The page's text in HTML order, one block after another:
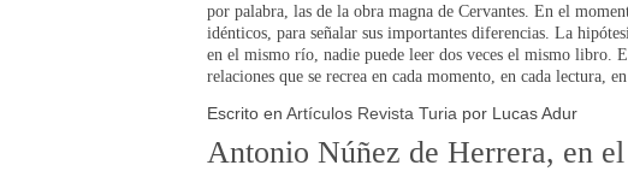
por palabra, las de la obra magna de Cervantes. En el
idénticos, para señalar sus importantes diferencias. La
en el mismo río, nadie puede leer dos veces el mismo libro.
relaciones que se recrea en cada momento, en cada lectura,
Escrito en Artículos Revista Turia por Lucas Adur
Antonio Núñez de Herrera, en